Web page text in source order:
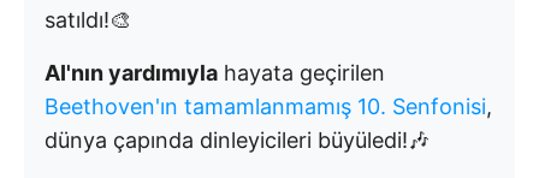
satıldı!🎨
AI'nın yardımıyla hayata geçirilen
Beethoven'ın tamamlanmamış 10. Senfonisi,
dünya çapında dinleyicileri büyüledi!🎶